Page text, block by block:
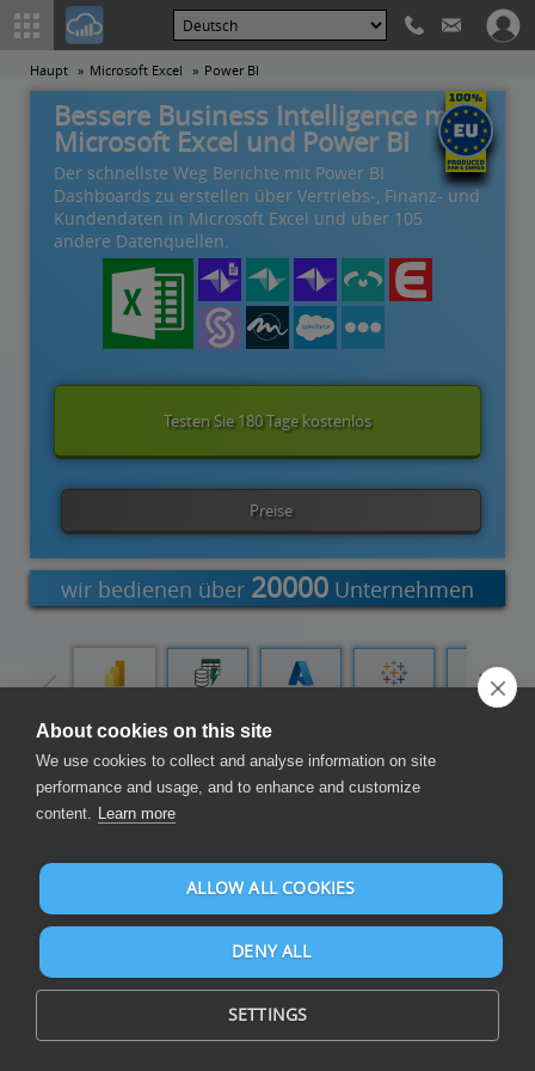
Haupt Microsoft Excel Power BI
Testen Sie 180 Tage kostenlos
Preise
Bessere Business Intelligence mit
Microsoft Excel und Power BI
Der schnellste Weg Berichte mit Power BI
Dashboards zu erstellen über Vertriebs-, Finanz- und
Kundendaten in Microsoft Excel und über 105
andere Datenquellen.
wir bedienen über 20000 Unternehmen
Qlik Cloud
Berichte und Dashboards zusammenstellen
Erstellen Sie Berichte und Dashboards auf Microsoft Excel und
über 105 Datenquellen mit Microsoft Power BI, Excel oder
About cookies on this site
We use cookies to collect and analyse information on site
performance and usage, and to enhance and customize
content. Learn more
ALLOW ALL COOKIES
DENY ALL
SETTINGS